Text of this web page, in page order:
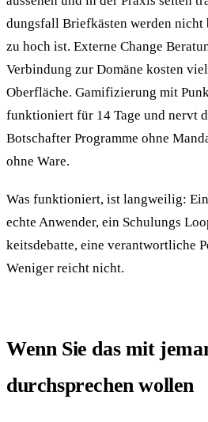
dungs­fall Briefkästen werden
zu hoch ist. Externe Change
Verbindung zur Domäne kosten
Oberfläche. Gamifizierung mit
funktioniert für 14 Tage und nervt
Botschafter Programme ohne
ohne Ware.
Was funktioniert, ist langweilig:
echte Anwender, ein Schulungs
keits­debatte, eine verantwort­liche
Weniger reicht nicht.
Wenn Sie das mit
durchsprechen wollen